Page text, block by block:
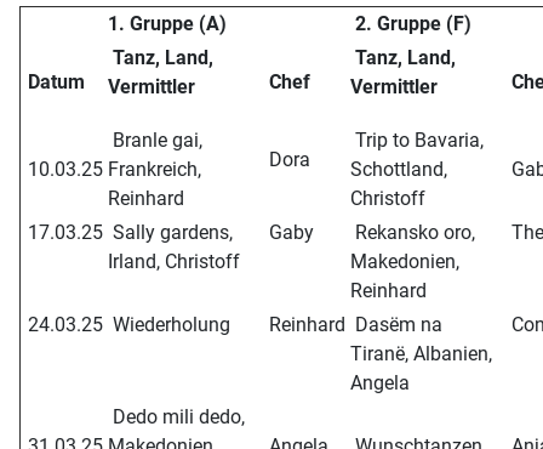
1. Gruppe (A) 2. Gruppe (F)
Datum
Tanz, Land,
Vermittler
Chef
Tanz, Land,
Vermittler
10.03.25
Branle gai,
Frankreich,
Reinhard
Dora
Trip to Bavaria,
Schottland,
Christoff
17.03.25 Sally gardens,
Irland, Christoff
Gaby
Rekansko oro,
Makedonien,
Reinhard
24.03.25 Wiederholung Reinhard Dasëm na
Tiranë, Albanien,
Angela
Dedo mili dedo,